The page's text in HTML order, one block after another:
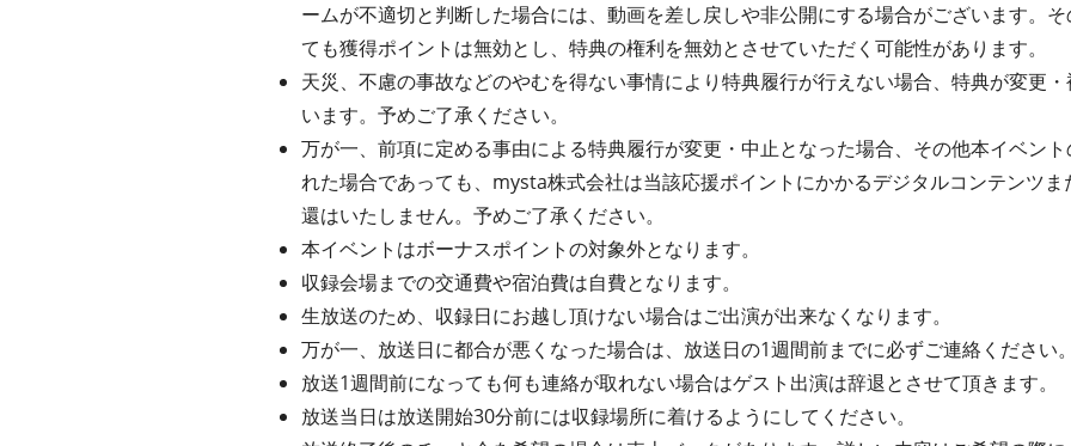
ームが不適切と判断した場合には、動画を差し戻しや非公開にする場合がございます。
ても獲得ポイントは無効とし、特典の権利を無効とさせていただく可能性があります。
天災、不慮の事故などのやむを得ない事情により特典履行が行えない場合、特典が変更
います。予めご了承ください。
万が一、前項に定める事由による特典履行が変更・中止となった場合、その他本イベン
れた場合であっても、mysta株式会社は当該応援ポイントにかかるデジタルコンテンツ
還はいたしません。予めご了承ください。
本イベントはボーナスポイントの対象外となります。
収録会場までの交通費や宿泊費は自費となります。
生放送のため、収録日にお越し頂けない場合はご出演が出来なくなります。
万が一、放送日に都合が悪くなった場合は、放送日の1週間前までに必ずご連絡ください。
放送1週間前になっても何も連絡が取れない場合はゲスト出演は辞退とさせて頂きます。
放送当日は放送開始30分前には収録場所に着けるようにしてください。